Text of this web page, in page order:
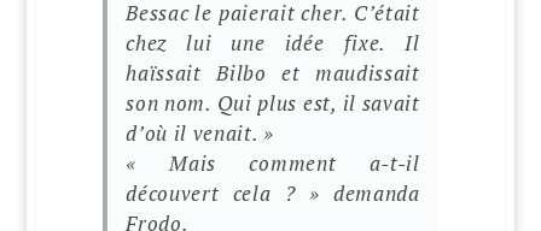
Bessac le paierait cher. C’était
chez lui une idée fixe. Il
haïssait Bilbo et maudissait
son nom. Qui plus est, il savait
d’où il venait. »
« Mais comment a-t-il
découvert cela ? » demanda
Frodo.